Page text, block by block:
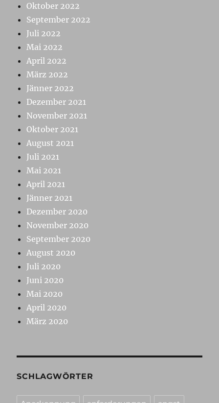
Oktober 2022
September 2022
Juli 2022
Mai 2022
April 2022
März 2022
Jänner 2022
Dezember 2021
November 2021
Oktober 2021
August 2021
Juli 2021
Mai 2021
April 2021
Jänner 2021
Dezember 2020
November 2020
September 2020
August 2020
Juli 2020
Juni 2020
Mai 2020
April 2020
März 2020
SCHLAGWÖRTER